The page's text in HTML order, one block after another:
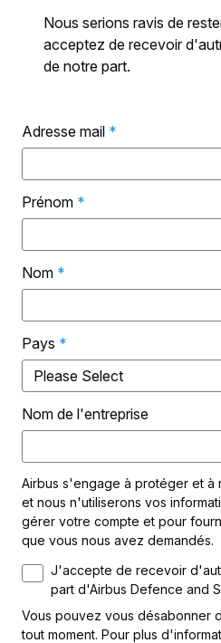
Nous serions ravis de
acceptez de recevoir
de notre part.
Adresse mail *
Prénom *
Nom *
Pays *
Nom de l'entreprise
Airbus s'engage à protéger et à
et nous n'utiliserons vos
gérer votre compte et pour
que vous nous avez demandés.
J'accepte de recevoir
part d'Airbus Defence and
Vous pouvez vous désabonner
tout moment. Pour plus